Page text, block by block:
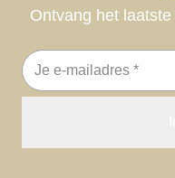
Ontvang het
E-
mailadres